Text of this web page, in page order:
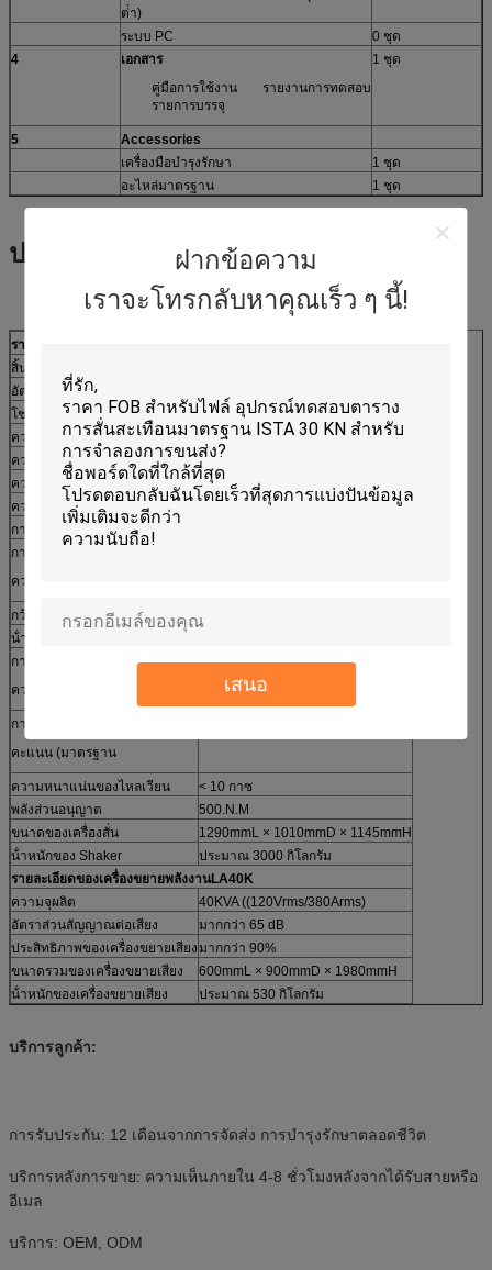
ฝากข้อความ
เราจะโทรกลับหาคุณเร็ว ๆ นี้!
เสนอ
ต่ํา)
ระบบ PC
0 ชุด
4
เอกสาร
คู่มือการใช้งาน รายงานการทดสอบ
รายการบรรจุ
1 ชุด
5 Accessories
เครื่องมือบํารุงรักษา
1 ชุด
อะไหล่มาตรฐาน
1 ชุด
ปริมาตรเทคนิค
รายละเอียดของเครื่องสั่น
สิ้นสุดไซน์ (Pk)
อัตราสุ่ม (RMS)
โชค (Pk)
10000Kg.f สูงสุด (100KN) @6ms
ความถี่ที่ใช้ได้
1 ‰ 3000Hz
ความยาวสูงสุด (p-p)
100 มิลลิเมตร (4 นิ้ว)
ความเร็วสูงสุด
2m/s
ความเร่งสูงสุด
100g (980 m/s) 2
การสนับสนุนภาระตั้ง
การแขวนตัวธรรมชาติ
ความถี่ (แกนแรงผลัก)
กว้างของอ้อม
Ф442 มม.
น้ําหนักของอ้อม
การสอดคล้องหลัก
ความถี่ (ตารางเปล่า)
2,500 Hz (นาม) +/- 5%
การติดตั้งภาระ
คะแนน (มาตรฐาน
ความหนาแน่นของไหลเวียน
< 10 กาซ
พลังส่วนอนุญาต
500.N.M
ขนาดของเครื่องสั่น
1290mmL × 1010mmD × 1145mmH
น้ําหนักของ Shaker
ประมาณ 3000 กิโลกรัม
รายละเอียดของเครื่องขยายพลังงานLA40K
ความจุผลิต
40KVA ((120Vrms/380Arms)
อัตราส่วนสัญญาณต่อเสียง
มากกว่า 65 dB
ประสิทธิภาพของเครื่องขยายเสียงมากกว่า 90%
ขนาดรวมของเครื่องขยายเสียง
600mmL × 900mmD × 1980mmH
น้ําหนักของเครื่องขยายเสียง
ประมาณ 530 กิโลกรัม
บริการลูกค้า:
การรับประกัน: 12 เดือนจากการจัดส่ง การบํารุงรักษาตลอดชีวิต
บริการหลังการขาย: ความเห็นภายใน 4-8 ชั่วโมงหลังจากได้รับสายหรือ
อีเมล
บริการ: OEM, ODM